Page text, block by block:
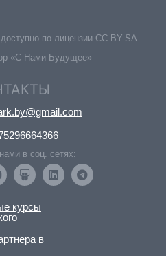
по лицензии CC BY-SA
«С Нами Будущее»
в соц. сетях:
курсы
в